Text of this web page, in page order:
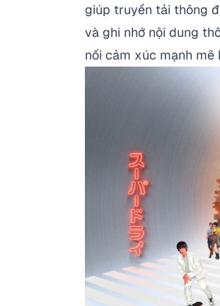
giúp truyền tải thông
và ghi nhớ nội dung
nối cảm xúc mạnh mẽ